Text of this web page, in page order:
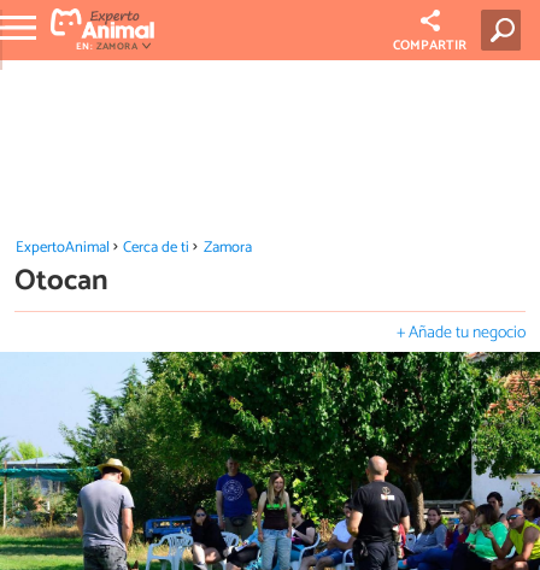
EN: ZAMORA COMPARTIR
ExpertoAnimal Cerca de ti Zamora
Otocan
+ Añade tu negocio